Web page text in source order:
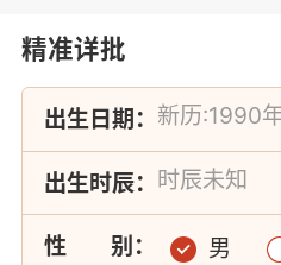
精准详批
出生日期：
出生时辰：
性 别： 男